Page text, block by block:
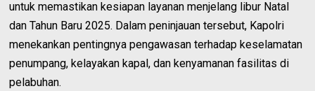
untuk memastikan kesiapan layanan menjelang libur Natal
dan Tahun Baru 2025. Dalam peninjauan tersebut, Kapolri
menekankan pentingnya pengawasan terhadap keselamatan
penumpang, kelayakan kapal, dan kenyamanan fasilitas di
pelabuhan.